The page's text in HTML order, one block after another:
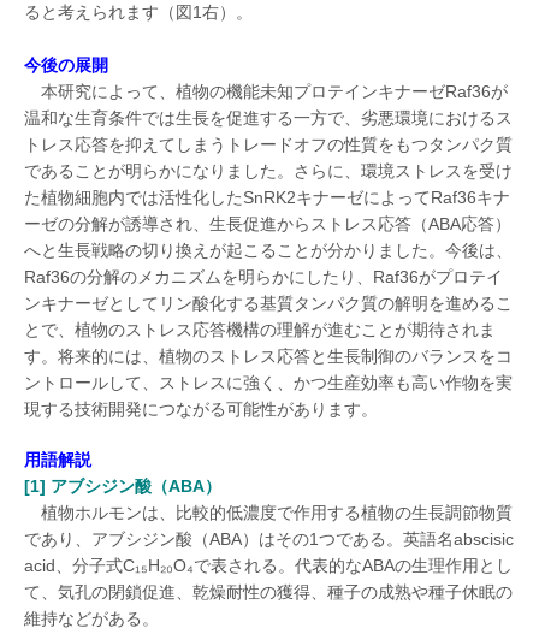
ると考えられます（図1右）。
今後の展開
本研究によって、植物の機能未知プロテインキナーゼRaf36が
温和な生育条件では生長を促進する一方で、劣悪環境におけるス
トレス応答を抑えてしまうトレードオフの性質をもつタンパク質
であることが明らかになりました。さらに、環境ストレスを受け
た植物細胞内では活性化したSnRK2キナーゼによってRaf36キナ
ーゼの分解が誘導され、生長促進からストレス応答（ABA応答）
へと生長戦略の切り換えが起こることが分かりました。今後は、
Raf36の分解のメカニズムを明らかにしたり、Raf36がプロテイ
ンキナーゼとしてリン酸化する基質タンパク質の解明を進めるこ
とで、植物のストレス応答機構の理解が進むことが期待されま
す。将来的には、植物のストレス応答と生長制御のバランスをコ
ントロールして、ストレスに強く、かつ生産効率も高い作物を実
現する技術開発につながる可能性があります。
用語解説
[1] アブシジン酸（ABA）
植物ホルモンは、比較的低濃度で作用する植物の生長調節物質
であり、アブシジン酸（ABA）はその1つである。英語名abscisic
acid、分子式C₁₅H₂₀O₄で表される。代表的なABAの生理作用とし
て、気孔の閉鎖促進、乾燥耐性の獲得、種子の成熟や種子休眠の
維持などがある。